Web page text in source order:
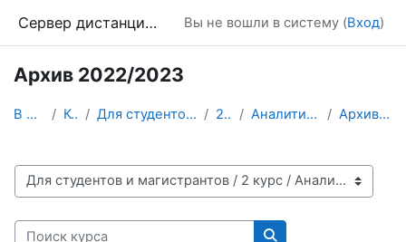
Сервер дистанционного обучения Химического факультета МГУ Вы не вошли в систему (Вход)
Архив 2022/2023
В начало Курсы Для студентов и магистрантов 2 курс Аналитическая химия Архив 2022/2023
Категории курсов
Поиск курса